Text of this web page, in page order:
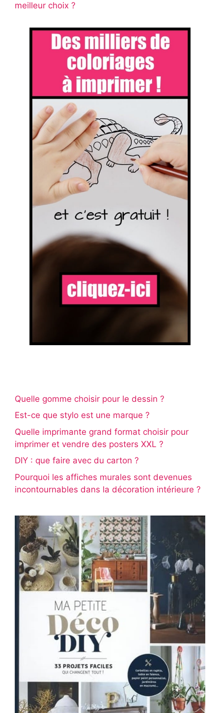
meilleur choix ?
Quelle gomme choisir pour le dessin ?
Est-ce que stylo est une marque ?
Quelle imprimante grand format choisir pour
imprimer et vendre des posters XXL ?
DIY : que faire avec du carton ?
Pourquoi les affiches murales sont devenues
incontournables dans la décoration intérieure ?